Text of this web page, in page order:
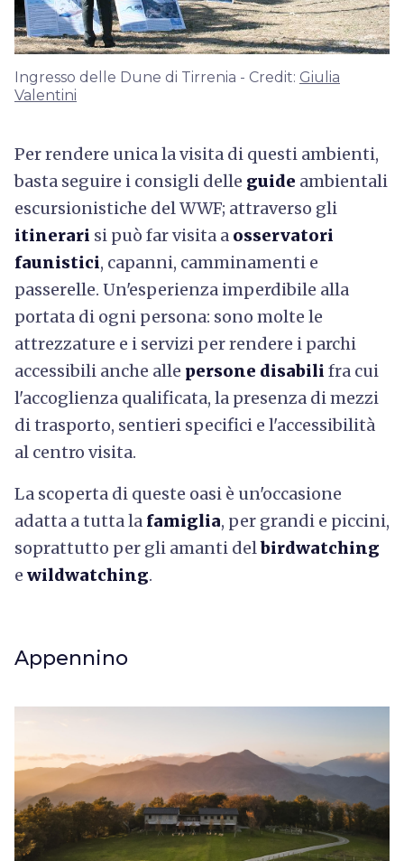
Ingresso delle Dune di Tirrenia - Credit: Giulia
Valentini
Per rendere unica la visita di questi ambienti,
basta seguire i consigli delle guide ambientali
escursionistiche del WWF; attraverso gli
itinerari si può far visita a osservatori
faunistici, capanni, camminamenti e
passerelle. Un'esperienza imperdibile alla
portata di ogni persona: sono molte le
attrezzature e i servizi per rendere i parchi
accessibili anche alle persone disabili fra cui
l'accoglienza qualificata, la presenza di mezzi
di trasporto, sentieri specifici e l'accessibilità
al centro visita.
La scoperta di queste oasi è un'occasione
adatta a tutta la famiglia, per grandi e piccini,
soprattutto per gli amanti delbirdwatching
e wildwatching.
Appennino